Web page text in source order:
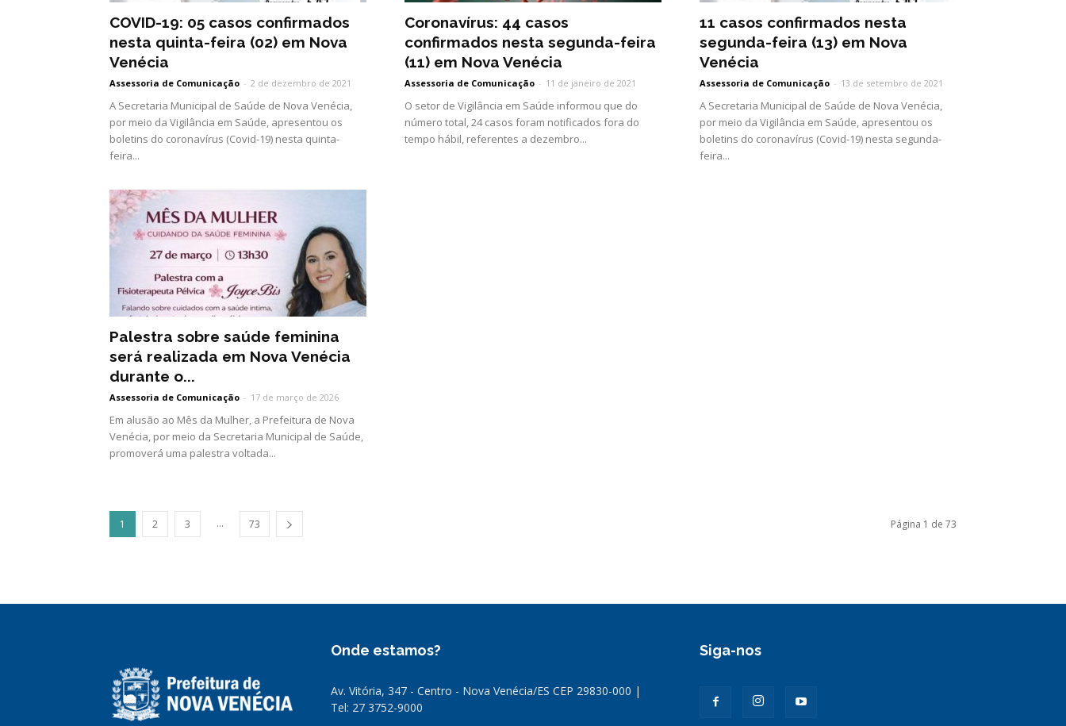
COVID-19: 05 casos confirmados
nesta quinta-feira (02) em Nova
Venécia
Assessoria de Comunicação - 2 de dezembro de 2021
A Secretaria Municipal de Saúde de Nova Venécia,
por meio da Vigilância em Saúde, apresentou os
boletins do coronavírus (Covid-19) nesta quinta-
feira...
Coronavírus: 44 casos
confirmados nesta segunda-feira
(11) em Nova Venécia
Assessoria de Comunicação - 11 de janeiro de 2021
O setor de Vigilância em Saúde informou que do
número total, 24 casos foram notificados fora do
tempo hábil, referentes a dezembro...
11 casos confirmados nesta
segunda-feira (13) em Nova
Venécia
Assessoria de Comunicação - 13 de setembro de 2021
A Secretaria Municipal de Saúde de Nova Venécia,
por meio da Vigilância em Saúde, apresentou os
boletins do coronavírus (Covid-19) nesta segunda-
feira...
Palestra sobre saúde feminina
será realizada em Nova Venécia
durante o...
Assessoria de Comunicação - 17 de março de 2026
Em alusão ao Mês da Mulher, a Prefeitura de Nova
Venécia, por meio da Secretaria Municipal de Saúde,
promoverá uma palestra voltada...
1 2 3 ... 73 Página 1 de 73
Onde estamos?
Av. Vitória, 347 - Centro - Nova Venécia/ES CEP 29830-000 |
Tel: 27 3752-9000
Siga-nos